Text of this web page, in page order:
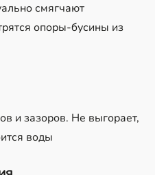
смягчают
опоры-бусины из
и зазоров. Не выгорает,
воды